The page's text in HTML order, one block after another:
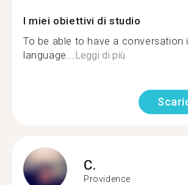
I miei obiettivi di studio
To be able to have a conversation
language...Leggi di più
C.
Providence